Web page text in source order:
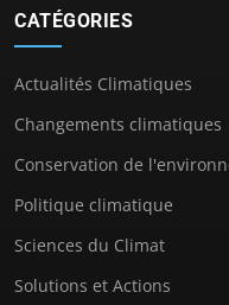
CATÉGORIES
Actualités Climatiques
Changements climatiques
Conservation de
Politique climatique
Sciences du Climat
Solutions et Actions